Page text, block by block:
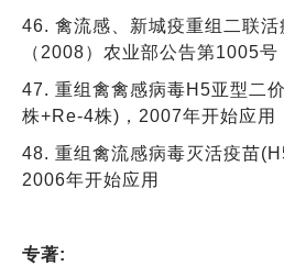
46. 禽流感、新城疫重组二联活
（2008）农业部公告第1005号
47. 重组禽禽感病毒H5亚型二
株+Re-4株)，2007年开始应用
48. 重组禽流感病毒灭活疫苗
2006年开始应用
专著: